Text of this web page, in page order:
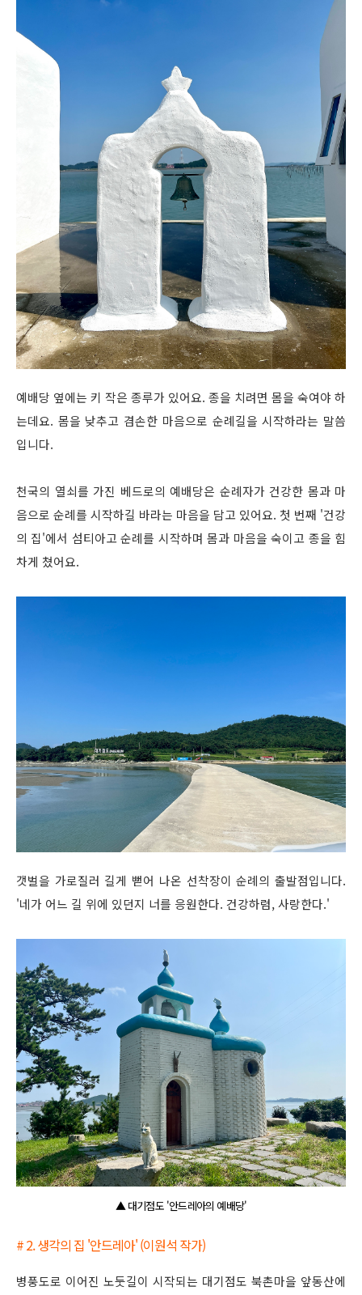
예배당 옆에는 키 작은 종루가 있어요. 종을 치려면 몸을 숙여야 하
는데요. 몸을 낮추고 겸손한 마음으로 순례길을 시작하라는 말씀
입니다.
천국의 열쇠를 가진 베드로의 예배당은 순례자가 건강한 몸과 마
음으로 순례를 시작하길 바라는 마음을 담고 있어요. 첫 번째 '건강
의 집'에서 섬티아고 순례를 시작하며 몸과 마음을 숙이고 종을 힘
차게 쳤어요.
갯벌을 가로질러 길게 뻗어 나온 선착장이 순례의 출발점입니다.
'네가 어느 길 위에 있던지 너를 응원한다. 건강하렴, 사랑한다.'
▲ 대기점도 '안드레아의 예배당'
# 2. 생각의 집 '안드레아' (이원석 작가)
병풍도로 이어진 노둣길이 시작되는 대기점도 북촌마을 앞동산에